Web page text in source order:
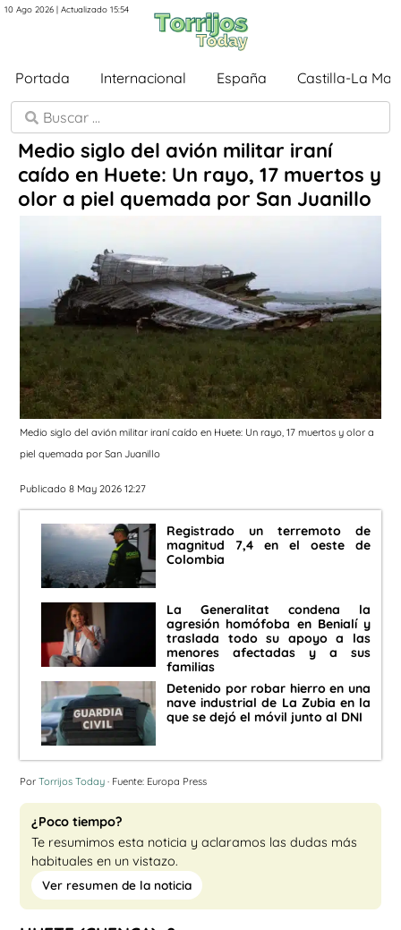
10 Ago 2026 | Actualizado 15:54
Portada Internacional España Castilla-La
Medio siglo del avión militar iraní
caído en Huete: Un rayo, 17 muertos y
olor a piel quemada por San Juanillo
Medio siglo del avión militar iraní caído en Huete: Un rayo, 17 muertos y olor a
piel quemada por San Juanillo
Publicado 8 May 2026 12:27
Registrado un terremoto de
magnitud 7,4 en el oeste de
Colombia
La Generalitat condena la
agresión homófoba en Benialí y
traslada todo su apoyo a las
menores afectadas y a sus
familias
Detenido por robar hierro en una
nave industrial de La Zubia en la
que se dejó el móvil junto al DNI
Por Torrijos Today · Fuente: Europa Press
¿Poco tiempo?
Te resumimos esta noticia y aclaramos las dudas más
habituales en un vistazo.
Ver resumen de la noticia